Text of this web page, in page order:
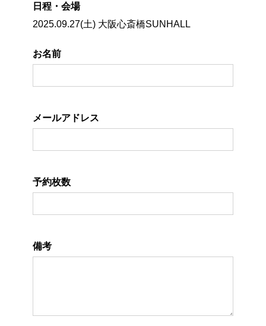
日程・会場
2025.09.27(土) 大阪心斎橋SUNHALL
お名前
メールアドレス
予約枚数
備考